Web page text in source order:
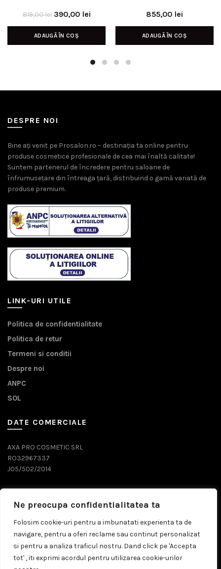
Ne preocupa confidentialitatea ta
Folosim cookie-uri pentru a imbunatati experienta ta de
navigare, pentru a oferi reclame sau continut personalizat
si pentru a analiza traficul nostru. Dand click pe 'Accepta
tot' , iti exprimi acordul pentru utilizarea cookie-urilor
819,00lei Prețul
inițial
a
390,00 leiPrețul
curent
ADAUGĂ ÎN COȘ
855,00 lei
ADAUGĂ ÎN COȘ
DESPRE NOI
Bine ați venit pe Prosalon.ro – destinația ta online pentru
produse cosmetice profesionale de cea mai înaltă calitate!
Suntem partenerul de încredere pentru saloane de
înfrumusețare din întreaga țară, distribuind o gamă variată de
produse premium.
LINK-URI UTILE
Politica de confidentialitate
Politica de retur
Termeni si conditii
Despre noi
ANPC
SOL
DATE COMERCIALE
AXA PRO COSMETIC SRL
RO32967337
J05/502/2014
0743 071 579
comenzi@prosalon.ro